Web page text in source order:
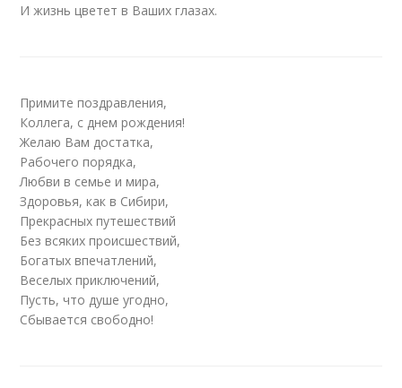
И жизнь цветет в Ваших глазах.
Примите поздравления,
Коллега, с днем рождения!
Желаю Вам достатка,
Рабочего порядка,
Любви в семье и мира,
Здоровья, как в Сибири,
Прекрасных путешествий
Без всяких происшествий,
Богатых впечатлений,
Веселых приключений,
Пусть, что душе угодно,
Сбывается свободно!